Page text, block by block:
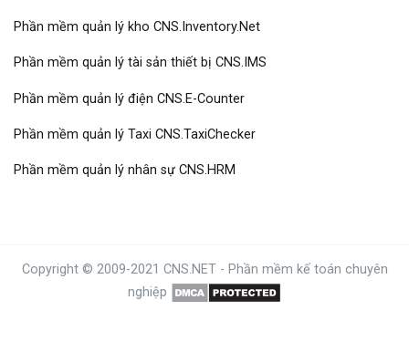
Phần mềm quản lý kho CNS.Inventory.Net
Phần mềm quản lý tài sản thiết bị CNS.IMS
Phần mềm quản lý điện CNS.E-Counter
Phần mềm quản lý Taxi CNS.TaxiChecker
Phần mềm quản lý nhân sự CNS.HRM
Copyright © 2009-2021 CNS.NET - Phần mềm kế toán chuyên
nghiệp